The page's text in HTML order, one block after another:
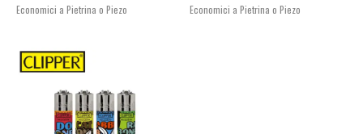
Economici a Pietrina o Piezo Economici a Pietrina o Piezo